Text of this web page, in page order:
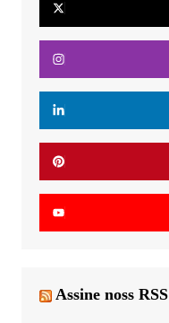
Assine noss RSS